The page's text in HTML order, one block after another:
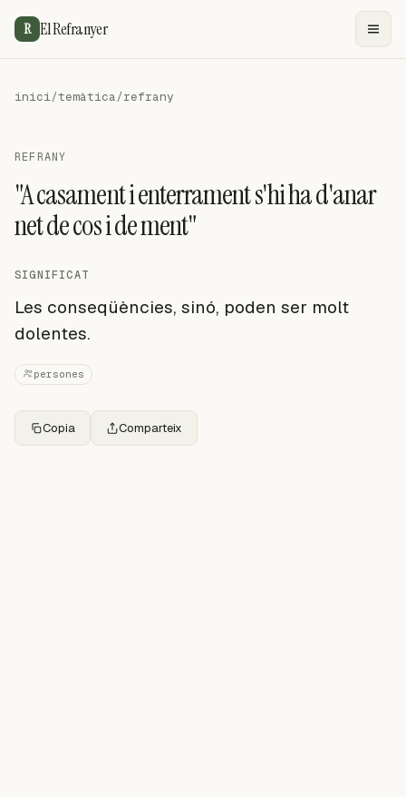
R El Refranyer
inici/temàtica/refrany
REFRANY
"A casament i enterrament s'hi ha d'anar
net de cos i de ment"
SIGNIFICAT
Les conseqüències, sinó, poden ser molt
dolentes.
persones
Copia Comparteix